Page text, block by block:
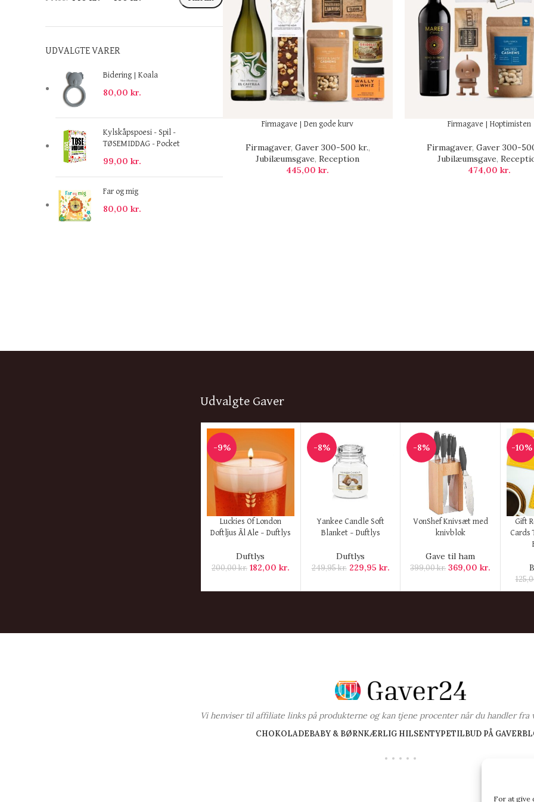
For at give
UDVALGTE VARER
Bidering | Koala
80,00 kr.
Kylskåpspoesi - Spil -
TØSEMIDDAG - Pocket
99,00 kr.
Far og mig
80,00 kr.
Firmagave | Den gode kurv
Firmagaver, Gaver 300-500 kr.,
Jubilæumsgave,Reception
445,00kr.
Firmagave | Hoptimisten
Firmagaver,Gaver 300-
Jubilæumsgave,
474,00 kr.
Udvalgte Gaver
-9%
KØB HER
Luckies Of London
Doftljus Ãl Ale – Duftlys
Duftlys
200,00kr. 182,00 kr.
-8%
KØB HER
Yankee Candle Soft
Blanket – Duftlys
Duftlys
249,95kr. 229,95 kr.
-8%
KØB HER
VonShef Knivsæt med
knivblok
Gave til ham
399,00kr. 369,00kr.
-10%
KØB
Gift
Cards
Vi henviser til affiliate links på produkterne og kan tjene procenter når du handler fra
CHOKOLADEBABY & BØRNKÆRLIG HILSENTYPETILBUD PÅ GAVER